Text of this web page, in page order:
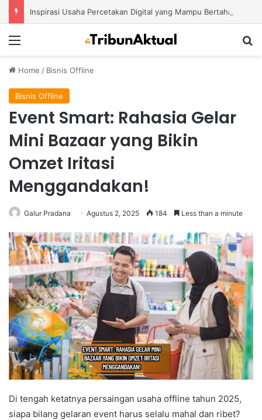
Home / Bisnis Offline
Bisnis Offline
Event Smart: Rahasia Gelar
Mini Bazaar yang Bikin
Omzet Iritasi
Menggandakan!
Galur Pradana Agustus 2, 2025 184 Less than a minute
Di tengah ketatnya persaingan usaha offline tahun 2025,
siapa bilang gelaran event harus selalu mahal dan ribet?